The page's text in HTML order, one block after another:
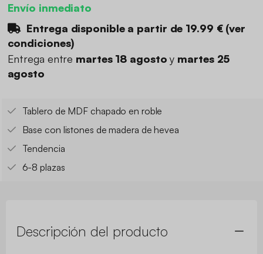
Envío inmediato
Entrega disponible a partir de 19.99 €(ver
condiciones)
Entrega entre martes 18 agostoy martes 25
agosto
Tablero de MDF chapado en roble
Base con listones de madera de hevea
Tendencia
6-8 plazas
Descripción del producto